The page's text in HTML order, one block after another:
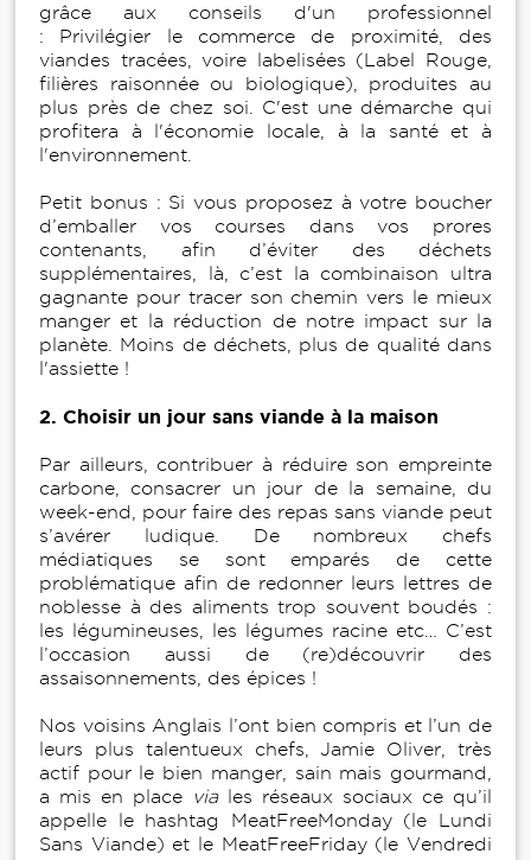
grâce aux conseils d'un professionnel
: Privilégier le commerce de proximité, des
viandes tracées, voire labelisées (Label Rouge,
filières raisonnée ou biologique), produites au
plus près de chez soi. C'est une démarche qui
profitera à l'économie locale, à la santé et à
l'environnement.
Petit bonus : Si vous proposez à votre boucher
d’emballer vos courses dans vos prores
contenants, afin d’éviter des déchets
supplémentaires, là, c’est la combinaison ultra
gagnante pour tracer son chemin vers le mieux
manger et la réduction de notre impact sur la
planète. Moins de déchets, plus de qualité dans
l'assiette !
2. Choisir un jour sans viande à la maison
Par ailleurs, contribuer à réduire son empreinte
carbone, consacrer un jour de la semaine, du
week-end, pour faire des repas sans viande peut
s’avérer ludique. De nombreux chefs
médiatiques se sont emparés de cette
problématique afin de redonner leurs lettres de
noblesse à des aliments trop souvent boudés :
les légumineuses, les légumes racine etc… C’est
l’occasion aussi de (re)découvrir des
assaisonnements, des épices !
Nos voisins Anglais l’ont bien compris et l’un de
leurs plus talentueux chefs, Jamie Oliver, très
actif pour le bien manger, sain mais gourmand,
a mis en place via les réseaux sociaux ce qu’il
appelle le hashtag MeatFreeMonday (le Lundi
Sans Viande) et le MeatFreeFriday (le Vendredi